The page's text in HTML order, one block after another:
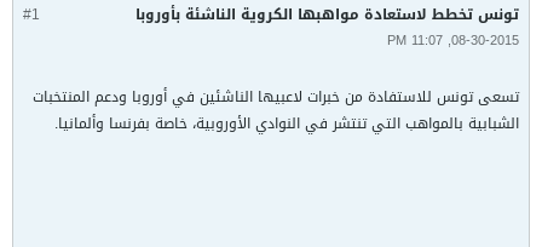
#1 تونس تخطط لاستعادة مواهبها الكروية الناشئة بأوروبا
08-30-2015, 11:07 PM
تسعى تونس للاستفادة من خبرات لاعبيها الناشئين في أوروبا ودعم المنتخبات
الشبابية بالمواهب التي تنتشر في النوادي الأوروبية، خاصة بفرنسا وألمانيا.